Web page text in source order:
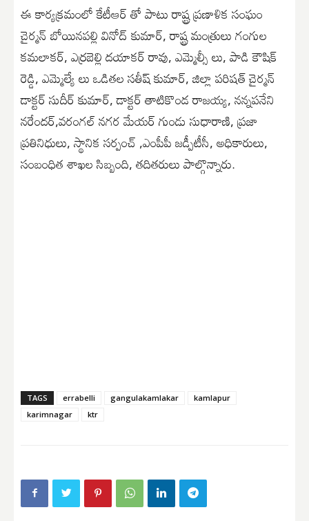
ఈ కార్యక్రమంలో కేటీఆర్ తో పాటు రాష్ట్ర ప్రణాళిక సంఘం
చైర్మన్ బోయినపల్లి వినోద్ కుమార్, రాష్ట్ర మంత్రులు గంగుల
కమలాకర్, ఎర్రబెల్లి దయాకర్ రావు, ఎమ్మెల్సీ లు, పాడి కౌషిక్
రెడ్డి, ఎమ్మెల్యే లు ఒడితల సతీష్ కుమార్, జిల్లా పరిషత్ చైర్మన్
డాక్టర్ సుదీర్ కుమార్, డాక్టర్ తాటికొండ రాజయ్య, నన్నపనేని
నరేందర్,వరంగల్ నగర మేయర్ గుండు సుధారాణి, ప్రజా
ప్రతినిధులు, స్థానిక సర్పంచ్ ,ఎంపీపీ జడ్పీటీసీ, అధికారులు,
సంబంధిత శాఖల సిబ్బంది, తదితరులు పాల్గొన్నారు.
TAGS errabelli gangulakamlakar
kamlapur
karimnagar
ktr